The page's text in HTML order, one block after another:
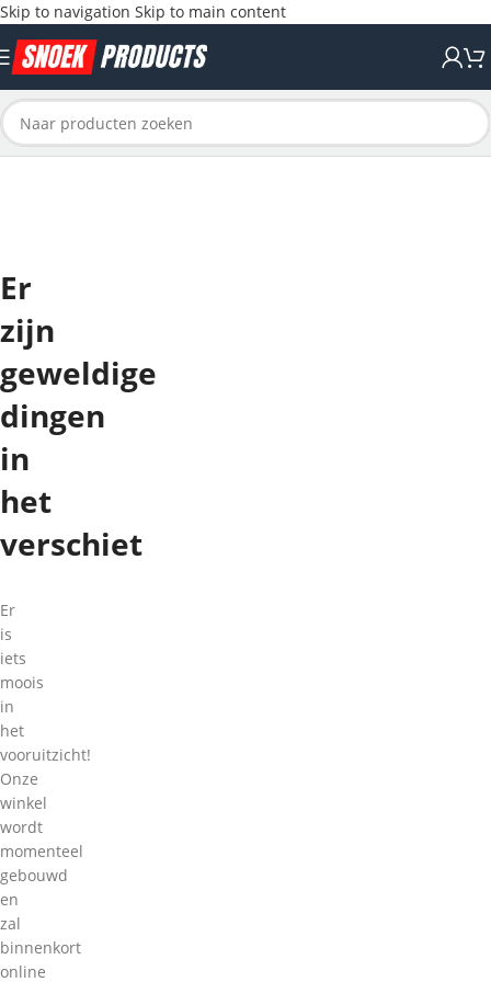
Skip to navigation Skip to main content
Er
zijn
geweldige
dingen
in
het
verschiet
Er
is
iets
moois
in
het
vooruitzicht!
Onze
winkel
wordt
momenteel
gebouwd
en
zal
binnenkort
online